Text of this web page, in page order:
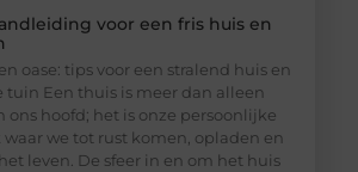
voor een fris huis en
oase: tips voor een stralend huis en
tuin Een thuis is meer dan alleen
ons hoofd; het is onze persoonlijke
waar we tot rust komen, opladen en
leven. De sfeer in en om het huis